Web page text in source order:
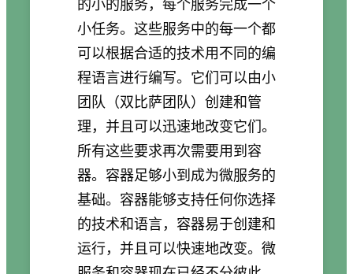
小任务。这些服务中的每一个都
可以根据合适的技术用不同的编
程语言进行编写。它们可以由小
团队（双比萨团队）创建和管
理，并且可以迅速地改变它们。
所有这些要求再次需要用到容
器。容器足够小到成为微服务的
基础。容器能够支持任何你选择
的技术和语言，容器易于创建和
运行，并且可以快速地改变。微